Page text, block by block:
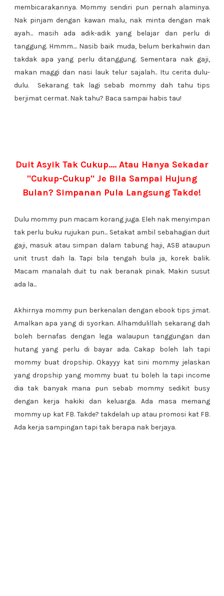
membicarakannya. Mommy sendiri pun pernah alaminya.
Nak pinjam dengan kawan malu, nak minta dengan mak
ayah... masih ada adik-adik yang belajar dan perlu di
tanggung. Hmmm.... Nasib baik muda, belum berkahwin dan
takdak apa yang perlu ditanggung. Sementara nak gaji,
makan maggi dan nasi lauk telur sajalah.. Itu cerita dulu-
dulu. Sekarang tak lagi sebab mommy dah tahu tips
berjimat cermat. Nak tahu? Baca sampai habis tau!
Duit Asyik Tak Cukup.... Atau Hanya Sekadar
"Cukup-Cukup" Je Bila Sampai Hujung
Bulan? Simpanan Pula Langsung Takde!
Dulu mommy pun macam korang juga. Eleh nak menyimpan
tak perlu buku rujukan pun... Setakat ambil sebahagian duit
gaji, masuk atau simpan dalam tabung haji, ASB ataupun
unit trust dah la. Tapi bila tengah bula ja, korek balik.
Macam manalah duit tu nak beranak pinak. Makin susut
ada la...
Akhirnya mommy pun berkenalan dengan ebook tips jimat.
Amalkan apa yang di syorkan. Alhamdulillah sekarang dah
boleh bernafas dengan lega walaupun tanggungan dan
hutang yang perlu di bayar ada. Cakap boleh lah tapi
mommy buat dropship. Okayyy kat sini mommy jelaskan
yang dropship yang mommy buat tu boleh la tapi income
dia tak banyak mana pun sebab mommy sedikit busy
dengan kerja hakiki dan keluarga. Ada masa memang
mommy up kat FB. Takde? takdelah up atau promosi kat FB.
Ada kerja sampingan tapi tak berapa nak berjaya.